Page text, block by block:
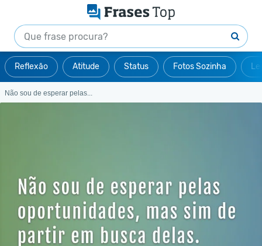
Reflexão Atitude Status Fotos Sozinha
Não sou de esperar pelas...